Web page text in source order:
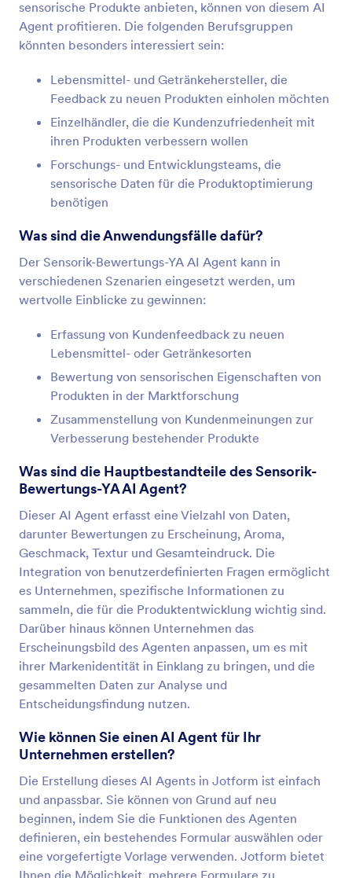
sensorische Produkte anbieten, können von diesem AI
Agent profitieren. Die folgenden Berufsgruppen
könnten besonders interessiert sein:
Lebensmittel- und Getränkehersteller, die
Feedback zu neuen Produkten einholen möchten
Einzelhändler, die die Kundenzufriedenheit mit
ihren Produkten verbessern wollen
Forschungs- und Entwicklungsteams, die
sensorische Daten für die Produktoptimierung
benötigen
Was sind die Anwendungsfälle dafür?
Der Sensorik-Bewertungs-YA AI Agent kann in
verschiedenen Szenarien eingesetzt werden, um
wertvolle Einblicke zu gewinnen:
Erfassung von Kundenfeedback zu neuen
Lebensmittel- oder Getränkesorten
Bewertung von sensorischen Eigenschaften von
Produkten in der Marktforschung
Zusammenstellung von Kundenmeinungen zur
Verbesserung bestehender Produkte
Was sind die Hauptbestandteile des Sensorik-
Bewertungs-YA AI Agent?
Dieser AI Agent erfasst eine Vielzahl von Daten,
darunter Bewertungen zu Erscheinung, Aroma,
Geschmack, Textur und Gesamteindruck. Die
Integration von benutzerdefinierten Fragen ermöglicht
es Unternehmen, spezifische Informationen zu
sammeln, die für die Produktentwicklung wichtig sind.
Darüber hinaus können Unternehmen das
Erscheinungsbild des Agenten anpassen, um es mit
ihrer Markenidentität in Einklang zu bringen, und die
gesammelten Daten zur Analyse und
Entscheidungsfindung nutzen.
Wie können Sie einen AI Agent für Ihr
Unternehmen erstellen?
Die Erstellung dieses AI Agents in Jotform ist einfach
und anpassbar. Sie können von Grund auf neu
beginnen, indem Sie die Funktionen des Agenten
definieren, ein bestehendes Formular auswählen oder
eine vorgefertigte Vorlage verwenden. Jotform bietet
Ihnen die Möglichkeit, mehrere Formulare zu